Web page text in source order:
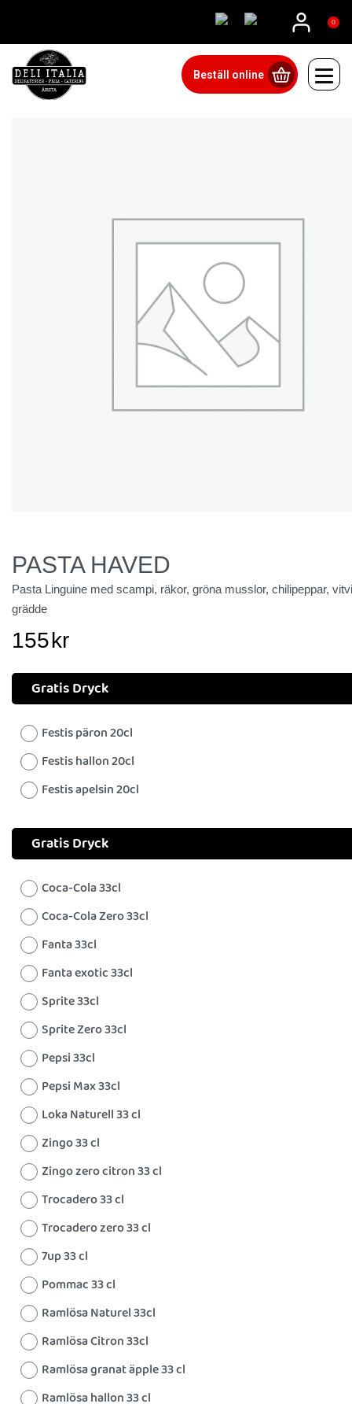
0
Beställ online
PASTA HAVED
Pasta Linguine med scampi, räkor, gröna musslor, chilipeppar,
grädde
155kr
Gratis Dryck
Festis päron 20cl
Festis hallon 20cl
Festis apelsin 20cl
Gratis Dryck
Coca-Cola 33cl
Coca-Cola Zero 33cl
Fanta 33cl
Fanta exotic 33cl
Sprite 33cl
Sprite Zero 33cl
Pepsi 33cl
Pepsi Max 33cl
Loka Naturell 33 cl
Zingo 33 cl
Zingo zero citron 33 cl
Trocadero 33 cl
Trocadero zero 33 cl
7up 33 cl
Pommac 33 cl
Ramlösa Naturel 33cl
Ramlösa Citron 33cl
Ramlösa granat äpple 33 cl
Ramlösa hallon 33 cl